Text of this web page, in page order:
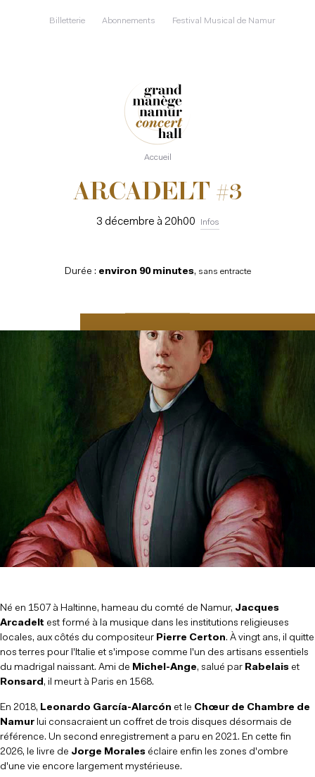
Billetterie Abonnements Festival Musical de Namur
Accueil
ARCADELT #3
3 décembre à 20h00 Infos
Durée : environ 90 minutes, sans entracte
Né en 1507 à Haltinne, hameau du comté de Namur, Jacques
Arcadelt est formé à la musique dans les institutions religieuses
locales, aux côtés du compositeur Pierre Certon. À vingt ans, il quitte
nos terres pour l'Italie et s'impose comme l'un des artisans essentiels
du madrigal naissant. Ami de Michel-Ange, salué par Rabelais et
Ronsard, il meurt à Paris en 1568.
En 2018, Leonardo García-Alarcón et le Chœur de Chambre de
Namur lui consacraient un coffret de trois disques désormais de
référence. Un second enregistrement a paru en 2021. En cette fin
2026, le livre de Jorge Morales éclaire enfin les zones d'ombre
d'une vie encore largement mystérieuse.